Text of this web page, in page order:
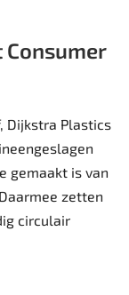
Dijkstra Plastics
gemaakt is van
zetten
circulair